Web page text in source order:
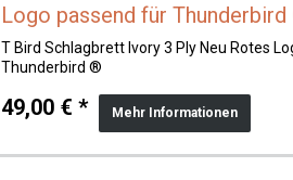
Logo passend für
T Bird Schlagbrett Ivory 3 Ply Neu Rotes
Thunderbird ®
49,00 € * Mehr Informationen